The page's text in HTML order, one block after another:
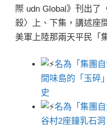
際 udn Global》刊出了
殺〉上、下集，講述座
美軍上陸那兩天平民「
名為「集團
間味島的「玉碎
史
名為「集團
谷村2座鐘乳石